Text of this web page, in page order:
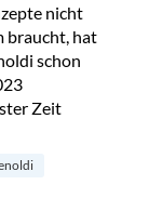
nicht
braucht, hat
schon
Zeit
Simon &